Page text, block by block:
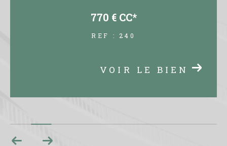
770 € CC*
REF : 240
VOIR LE BIEN